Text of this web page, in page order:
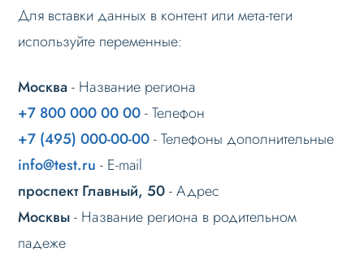
Данные
Дизайн
Оформление контента
Слайдер
Мультирегиональность
Возможности
Настройка решения
Настройка на хостинге
Для вставки данных в контент или мета-теги
используйте переменные:
Москва- Название региона
+7 800 000 00 00- Телефон
+7 (495) 000-00-00- Телефоны дополнительные
info@test.ru - E-mail
проспект Главный, 50- Адрес
Москвы- Название региона в родительном
падеже